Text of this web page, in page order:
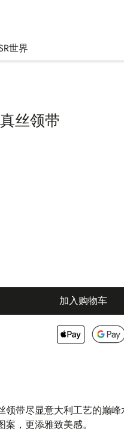
世界
丝领带
加入购物车
领带尽显意大利工艺的巅
，更添雅致美感。